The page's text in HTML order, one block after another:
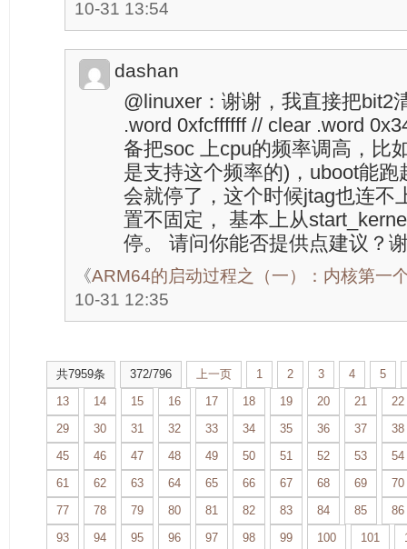
10-31 13:54
dashan
@linuxer：谢谢，我直接把bit2
.word 0xfcffffff // clear .word
备把soc 上cpu的频率调高，比
是支持这个频率的)，uboot能
会就停了，这个时候jtag也连不
置不固定， 基本上从
停。 请问你能否提供点建议？
《ARM64的启动过程之（一）：内核第一
10-31 12:35
共7959条 372/796 上一页 1 2 3 4
5
13
14 15 16 17 18 19 20 21
22
29
30 31 32 33 34 35 36 37
38
45
46 47 48 49 50 51 52 53
54
61
62 63 64 65 66 67 68 69
70
77
78 79 80 81 82 83 84 85
86
93
94 95 96 97 98 99 100 101